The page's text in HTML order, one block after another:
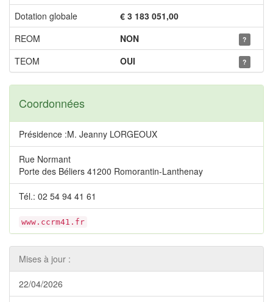
Dotation globale
€ 3 183 051,00
REOM
NON ?
TEOM OUI ?
Coordonnées
Présidence :M. Jeanny LORGEOUX
Rue Normant
Porte des Béliers 41200 Romorantin-Lanthenay
Tél.: 02 54 94 41 61
www.ccrm41.fr
Mises à jour :
22/04/2026